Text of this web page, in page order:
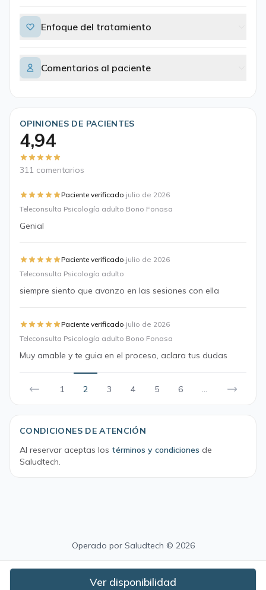
Enfoque del tratamiento
Comentarios al paciente
OPINIONES DE PACIENTES
4,94
311 comentarios
Paciente verificado·julio de 2026
Teleconsulta Psicología adulto Bono Fonasa
Genial
Paciente verificado·julio de 2026
Teleconsulta Psicología adulto
siempre siento que avanzo en las sesiones con ella
Paciente verificado·julio de 2026
Teleconsulta Psicología adulto Bono Fonasa
Muy amable y te guia en el proceso, aclara tus dudas
1 2 3 4 5 6 ...
CONDICIONES DE ATENCIÓN
Al reservar aceptas los términos y condiciones de
Saludtech.
Ver disponibilidad
Operado por Saludtech © 2026